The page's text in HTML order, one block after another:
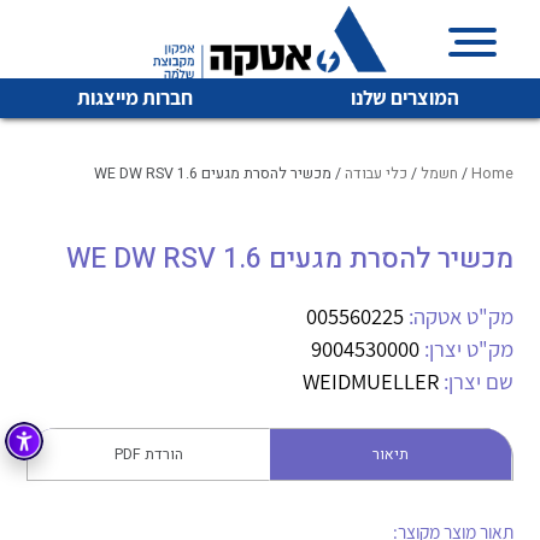
המוצרים שלנו חברות מייצגות
איכות | שרות | זמינות
והפצה של מוצרי
מיתוג, בקרה , ואינסטלציה חשמלית ופעילה ב7 תחומים:
חשמל
רובוטיקה ואוטומציה תעשייתית
Home
/ חשמל / כלי עבודה / מכשיר להסרת מגעים WE DW RSV 1.6
מכשיר להסרת מגעים WE DW RSV 1.6
מק"ט אטקה: 005560225
מק"ט יצרן: 9004530000
שם יצרן: WEIDMUELLER
תיאור הורדת PDF
תאור מוצר מקוצר: